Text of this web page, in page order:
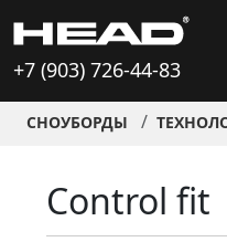
+7 (903) 726-44-83
СНОУБОРДЫ
Control fit